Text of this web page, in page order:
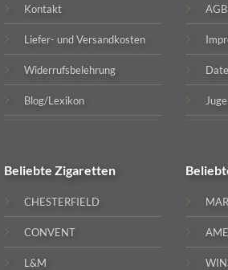
Kontakt
Liefer- und Versandkosten
Widerrufsbelehrung
Blog/Lexikon
AGB
Beliebte Zigaretten
CHESTERFIELD
CONVENT
L&M